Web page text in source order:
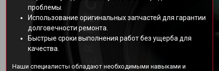
проблемы.
Использование оригинальных запчастей для гарантии
долговечности ремонта.
Быстрые сроки выполнения работ без ущерба для
качества.
Наши специалисты обладают необходимыми навыками и